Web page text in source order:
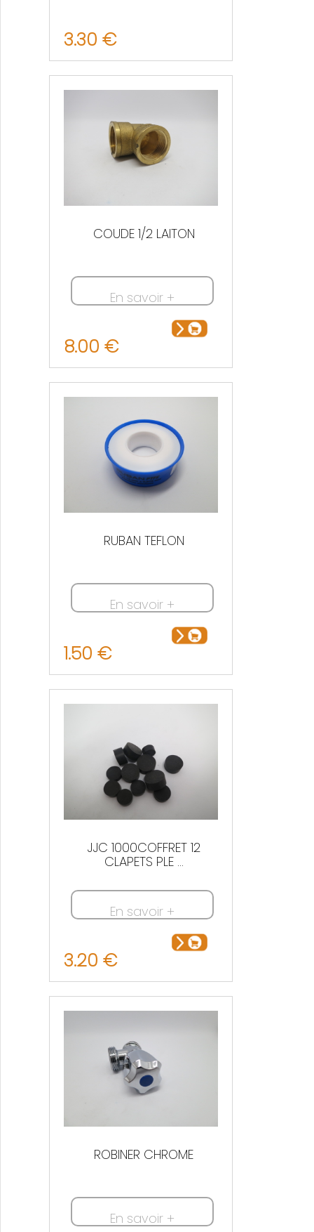
3.30 €
Nous contacter
COUDE 1/2 LAITON
En savoir +
8.00 €
RUBAN TEFLON
En savoir +
1.50 €
JJC 1000COFFRET 12
CLAPETS PLE ...
En savoir +
3.20 €
ROBINER CHROME
En savoir +